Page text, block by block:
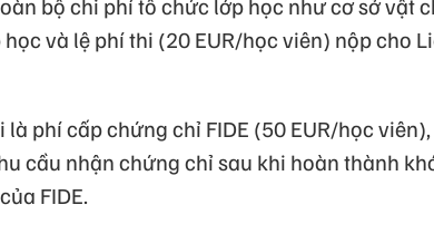
và lệ phí thi (20 EUR/học viên) nộp cho
là phí cấp chứng chỉ FIDE (50 EUR/học
cầu nhận chứng chỉ sau khi hoàn thành
FIDE.